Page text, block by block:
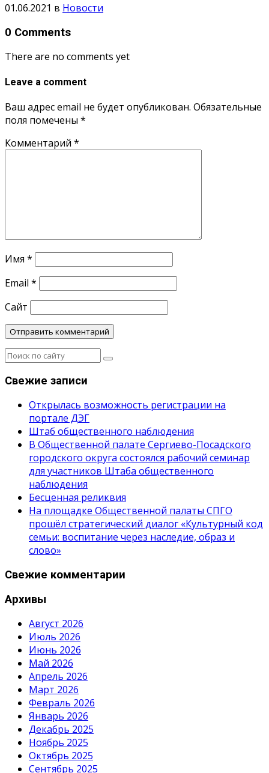
01.06.2021 в Новости
0 Comments
There are no comments yet
Leave a comment
Ваш адрес email не будет опубликован. Обязательные
поля помечены *
Комментарий *
Имя *
Email *
Сайт
Свежие записи
Открылась возможность регистрации на
портале ДЭГ
Штаб общественного наблюдения
В Общественной палате Сергиево-Посадского
городского округа состоялся рабочий семинар
для участников Штаба общественного
наблюдения
Бесценная реликвия
На площадке Общественной палаты СПГО
прошёл стратегический диалог «Культурный код
семьи: воспитание через наследие, образ и
слово»
Свежие комментарии
Архивы
Август 2026
Июль 2026
Июнь 2026
Май 2026
Апрель 2026
Март 2026
Февраль 2026
Январь 2026
Декабрь 2025
Ноябрь 2025
Октябрь 2025
Сентябрь 2025